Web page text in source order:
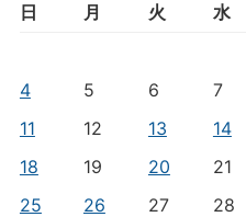
日 月 火 水
4
5 6 7
11
12 13 14
18
19 20 21
25
26 27 28